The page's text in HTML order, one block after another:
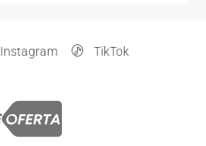
Instagram TikTok